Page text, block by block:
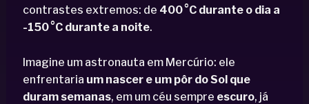
contrastes extremos: de 400 °C durante o dia a
-150 °C durante a noite.
Imagine um astronauta em Mercúrio: ele
enfrentaria um nascer e um pôr do Sol que
duram semanas, em um céu sempre escuro, já